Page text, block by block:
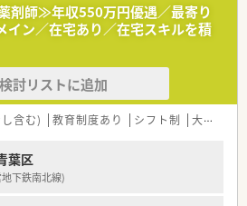
箋が中心となるため、幅広い疾患に対する
様に寄り添える方を求めております。
にしながら、周囲のスタッフと円滑にコミ
り業務を遂行できる方を歓迎いたします。
重な高時給案件となっており、経験やスキ
14時から18時の4時間勤務が基本ですが、勤
いては柔軟に相談に応じてもらえます。
お休みとなるため、プライベートの予定も立
剤師≫年収550万円優遇／最寄り
イン／在宅あり／在宅スキルを積
検討リストに追加
含む) 教育制度あり シフト制 大手チェーン以外
葉区
下鉄南北線)